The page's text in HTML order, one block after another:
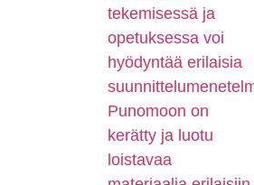
tekemisessä ja
opetuksessa voi
hyödyntää erilaisia
Punomoon on
kerätty ja luotu
loistavaa